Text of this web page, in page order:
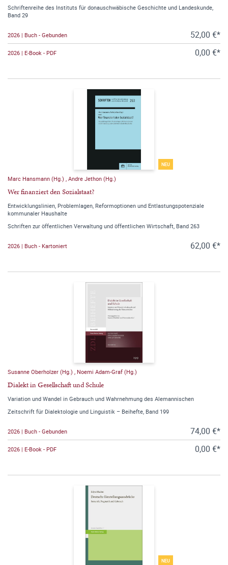
Schriftenreihe des Instituts für donauschwäbische Geschichte und Landeskunde,
Band 29
2026 | Buch - Gebunden 52,00 €*
2026 | E-Book - PDF 0,00 €*
NEU
Marc Hansmann (Hg.) , Andre Jethon (Hg.)
Wer finanziert den Sozialstaat?
Entwicklungslinien, Problemlagen, Reformoptionen und Entlastungspotenziale
kommunaler Haushalte
Schriften zur öffentlichen Verwaltung und öffentlichen Wirtschaft, Band 263
2026 | Buch - Kartoniert 62,00 €*
Susanne Oberholzer (Hg.) , Noemi Adam-Graf (Hg.)
Dialekt in Gesellschaft und Schule
Variation und Wandel in Gebrauch und Wahrnehmung des Alemannischen
Zeitschrift für Dialektologie und Linguistik – Beihefte, Band 199
2026 | Buch - Gebunden 74,00 €*
2026 | E-Book - PDF 0,00 €*
NEU